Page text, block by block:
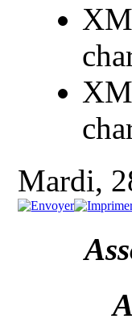
Mardi,